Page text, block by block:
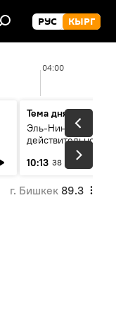
РУС КЫРГ
04:00
Тема дня
Эль-Ниньо, жара и
действительно
погоду в
10:13 38 мин
г. Бишкек 89.3